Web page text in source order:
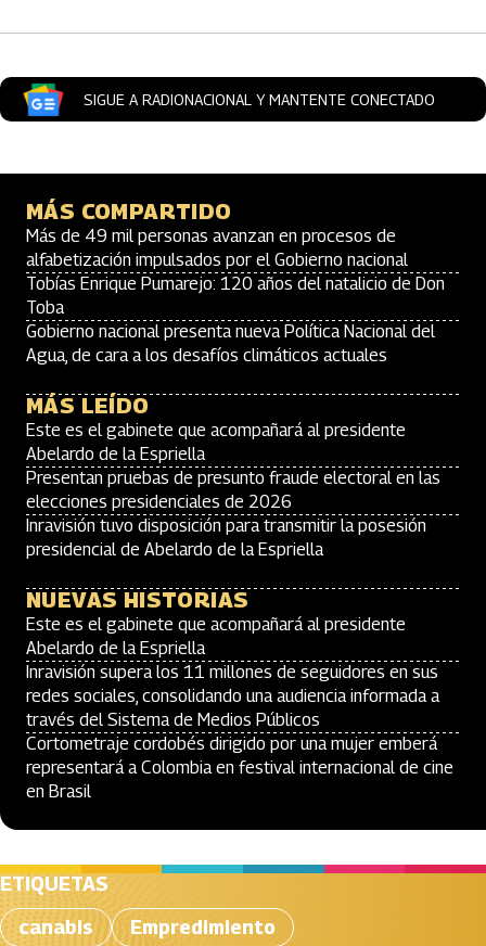
SIGUE A RADIONACIONAL Y MANTENTE CONECTADO
MÁS COMPARTIDO
Más de 49 mil personas avanzan en procesos de
alfabetización impulsados por el Gobierno nacional
Tobías Enrique Pumarejo: 120 años del natalicio de Don
Toba
Gobierno nacional presenta nueva Política Nacional del
Agua, de cara a los desafíos climáticos actuales
MÁS LEÍDO
Este es el gabinete que acompañará al presidente
Abelardo de la Espriella
Presentan pruebas de presunto fraude electoral en las
elecciones presidenciales de 2026
Inravisión tuvo disposición para transmitir la posesión
presidencial de Abelardo de la Espriella
NUEVAS HISTORIAS
Este es el gabinete que acompañará al presidente
Abelardo de la Espriella
Inravisión supera los 11 millones de seguidores en sus
redes sociales, consolidando una audiencia informada a
través del Sistema de Medios Públicos
Cortometraje cordobés dirigido por una mujer emberá
representará a Colombia en festival internacional de cine
en Brasil
ETIQUETAS
canabis
Empredimiento